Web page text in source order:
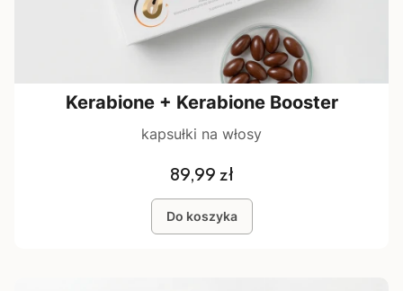
Kerabione + Kerabione Booster
kapsułki na włosy
Cena
89,99 zł
Do koszyka